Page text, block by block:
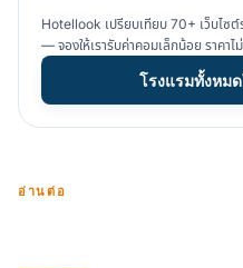
Hotellook เปรียบเทียบ 70+ เว็บไ
— จองให้เรารับค่าคอมเล็กน้อย ราคาไ
โรงแรมทั้งหม
อ่านต่อ